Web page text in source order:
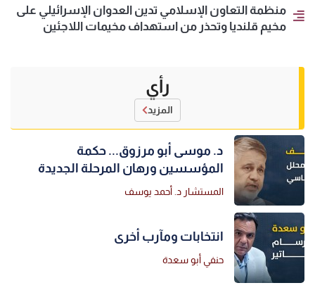
منظمة التعاون الإسلامي تدين العدوان الإسرائيلي على
مخيم قلنديا وتحذر من استهداف مخيمات اللاجئين
رأي
المزيد
د. موسى أبو مرزوق... حكمة
المؤسسين ورهان المرحلة الجديدة
المستشار د. أحمد يوسف
انتخابات ومآرب أخرى
حنفي أبو سعدة